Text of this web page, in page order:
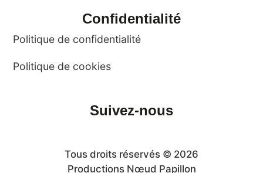
Confidentialité
Politique de confidentialité
Politique de cookies
Suivez-nous
Tous droits réservés © 2026
Productions Nœud Papillon